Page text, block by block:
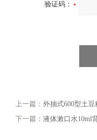
验证码：
上一篇： 外抽式600型土
下一篇： 液体漱口水10ml